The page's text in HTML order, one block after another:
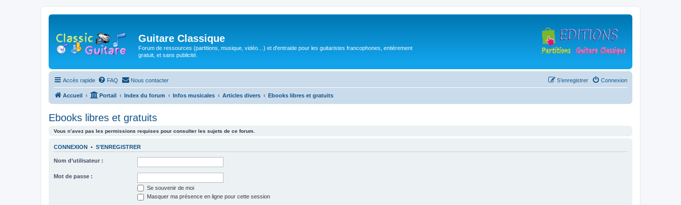
Guitare Classique
Forum de ressources (partitions, musique, vidéo…) et d'entraide pour les guitaristes francophones, entièrement
gratuit, et sans publicité.
Accès rapide FAQ Nous contacter Connexion
S’enregistrer
Accueil Portail Index du forum Infos musicales Articles divers Ebooks libres et gratuits
Ebooks libres et gratuits
Vous n’avez pas les permissions requises pour consulter les sujets de ce forum.
CONNEXION • S’ENREGISTRER
Nom d’utilisateur :
Mot de passe :
Se souvenir de moi
Masquer ma présence en ligne pour cette session